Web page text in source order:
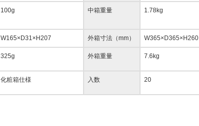
100g 中箱重量 1.78kg
W165×D31×H207 外箱寸法（mm） W365×D365×H260
325g 外箱重量 7.6kg
化粧箱仕様 入数 20